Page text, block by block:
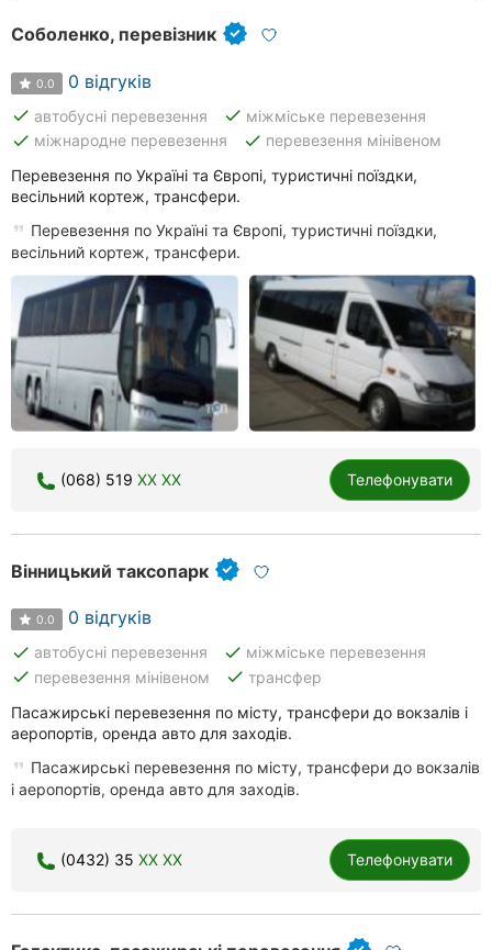
Соболенко, перевізник
0.0 0 відгуків
done автобусні перевезення done міжміське перевезення
done міжнародне перевезення done перевезення мінівеном
Перевезення по Україні та Європі, туристичні поїздки,
весільний кортеж, трансфери.
Перевезення по Україні та Європі, туристичні поїздки,
весільний кортеж, трансфери.
(068) 519 XX XX Телефонувати
Вінницький таксопарк
0.0 0 відгуків
done автобусні перевезення done міжміське перевезення
done перевезення мінівеном done трансфер
Пасажирські перевезення по місту, трансфери до вокзалів і
аеропортів, оренда авто для заходів.
Пасажирські перевезення по місту, трансфери до вокзалів
і аеропортів, оренда авто для заходів.
(0432) 35 XX XX Телефонувати